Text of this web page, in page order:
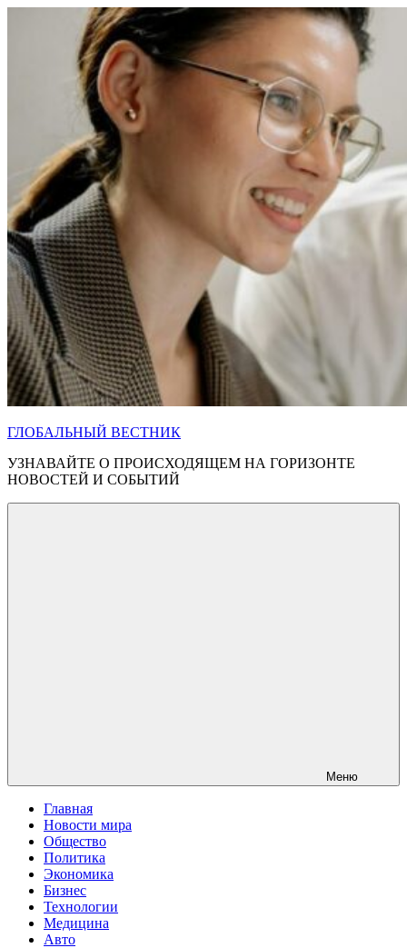
содержимому
ГЛОБАЛЬНЫЙ ВЕСТНИК
УЗНАВАЙТЕ О ПРОИСХОДЯЩЕМ НА ГОРИЗОНТЕ
НОВОСТЕЙ И СОБЫТИЙ
Меню
Главная
Новости мира
Общество
Политика
Экономика
Бизнес
Технологии
Медицина
Авто